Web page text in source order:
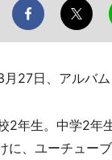
27日、アルバム
年生。中学2年
に、ユーチュー